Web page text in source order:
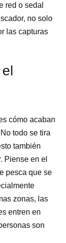
red o sedal
no solo
las capturas
cómo acaban
todo se tira
también
Piense en el
pesca que se
zonas, las
entren en
son